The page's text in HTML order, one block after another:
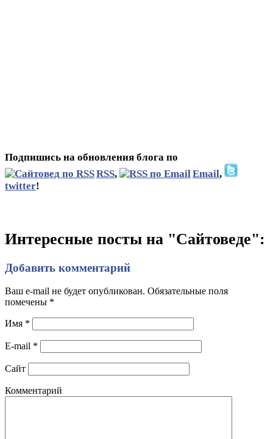
Подпишись на обновления блога по
RSS, Email,
twitter!
Интересные посты на "Сайтоведе":
Добавить комментарий
Ваш e-mail не будет опубликован. Обязательные поля
помечены *
Имя *
E-mail *
Сайт
Комментарий